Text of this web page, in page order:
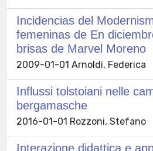
Incidencias del
femeninas de En
brisas de Marvel Moreno
2009-01-01 Arnoldi, Federica
Influssi tolstoiani nelle
bergamasche
2016-01-01 Rozzoni, Stefano
Interazione didattica e